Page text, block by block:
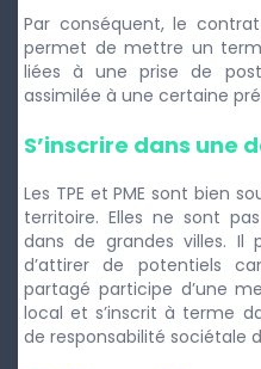
Par conséquent, le
permet de mettre un
liées à une prise de
assimilée à une certaine
S’inscrire dans une
Les TPE et PME sont bien
territoire. Elles ne sont
dans de grandes villes. Il
d’attirer de potentiels
partagé participe d’une
local et s’inscrit à terme
de responsabilité sociétale